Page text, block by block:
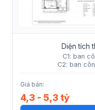
Diện tích
C1: ban
C2: ban
Giá bán:
4,3 - 5,3 tỷ